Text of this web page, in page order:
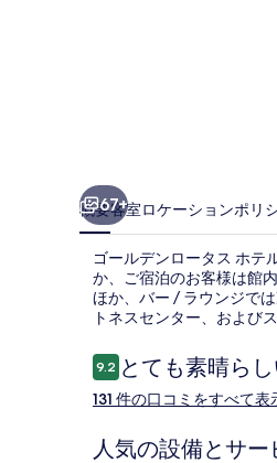
ン
の
写
真
ャ
ラ
リ
67+
概要客室ロケーションポリ
ゴールデンロータス ホテ
か、ご宿泊のお客様は館
ほか、バー / ラウンジで
トネスセンター、および
口
コ
ミ
9.210段階中9.2
とても素晴ら
131 件の口コミをすべて表
人気の設備とサー